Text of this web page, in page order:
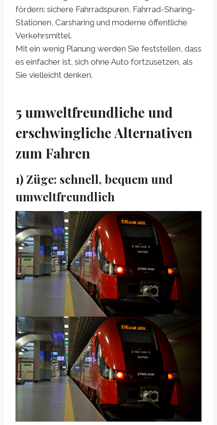
fördern: sichere Fahrradspuren, Fahrrad-Sharing-
Stationen, Carsharing und moderne öffentliche
Verkehrsmittel.
Mit ein wenig Planung werden Sie feststellen, dass
es einfacher ist, sich ohne Auto fortzusetzen, als
Sie vielleicht denken.
5 umweltfreundliche und
erschwingliche Alternativen
zum Fahren
1) Züge: schnell, bequem und
umweltfreundlich